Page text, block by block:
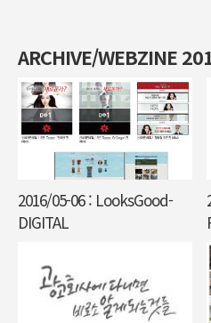
ARCHIVE/WEBZINE
2016/05-06 : LooksGood-
DIGITAL